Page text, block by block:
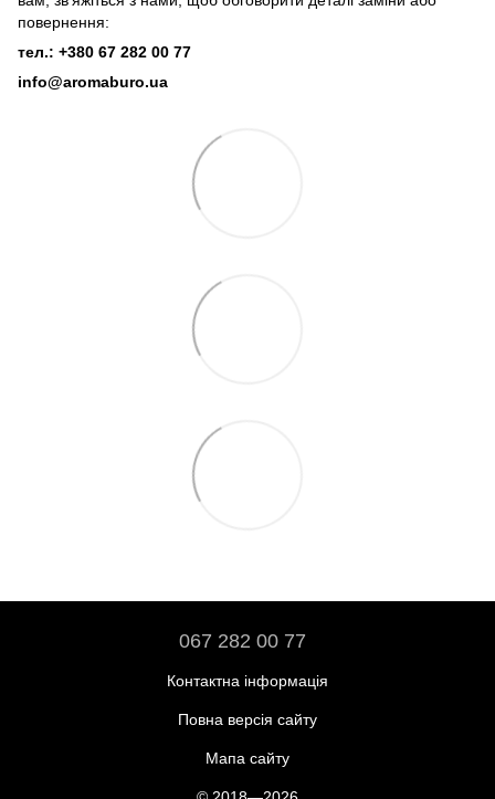
повернення:
тел.: +380 67 282 00 77
info@aromaburo.ua
067 282 00 77
Контактна інформація
Повна версія сайту
Мапа сайту